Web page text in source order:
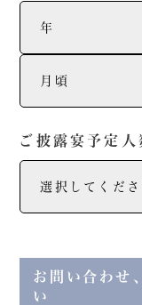
ご披露宴予定人
お問い合わせ
い